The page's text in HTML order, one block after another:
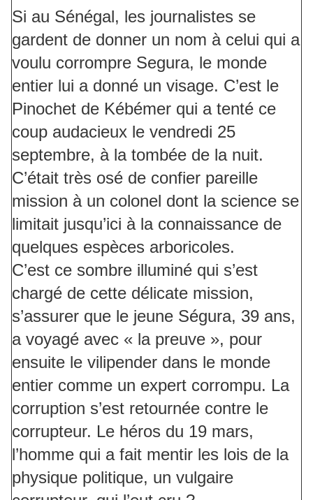
Si au Sénégal, les journalistes se
gardent de donner un nom à celui qui a
voulu corrompre Segura, le monde
entier lui a donné un visage. C’est le
Pinochet de Kébémer qui a tenté ce
coup audacieux le vendredi 25
septembre, à la tombée de la nuit.
C’était très osé de confier pareille
mission à un colonel dont la science se
limitait jusqu’ici à la connaissance de
quelques espèces arboricoles.
C’est ce sombre illuminé qui s’est
chargé de cette délicate mission,
s’assurer que le jeune Ségura, 39 ans,
a voyagé avec « la preuve », pour
ensuite le vilipender dans le monde
entier comme un expert corrompu. La
corruption s’est retournée contre le
corrupteur. Le héros du 19 mars,
l’homme qui a fait mentir les lois de la
physique politique, un vulgaire